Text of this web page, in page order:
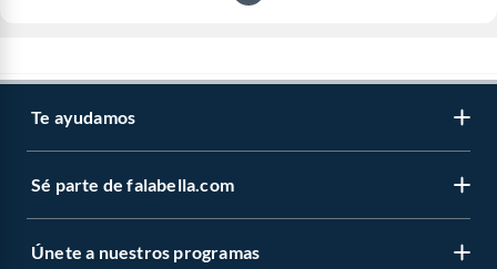
Te ayudamos
Sé parte de falabella.com
Únete a nuestros programas